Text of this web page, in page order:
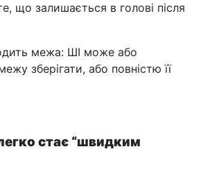
що залишається в голові після
межа: ШІ може або
зберігати, або повністю її
стає “швидким